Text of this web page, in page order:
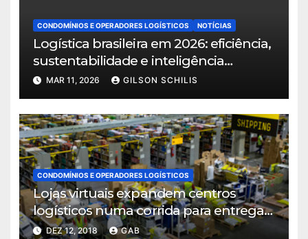
CONDOMÍNIOS E OPERADORES LOGÍSTICOS NOTÍCIAS
Logística brasileira em 2026: eficiência,
sustentabilidade e inteligência
territorial norteiam o crescimento do
MAR 11, 2026 GILSON SCHILIS
CONDOMÍNIOS E OPERADORES LOGÍSTICOS
Lojas virtuais expandem centros
logísticos numa corrida para entregar
mais rápido
DEZ 12, 2018 GAB